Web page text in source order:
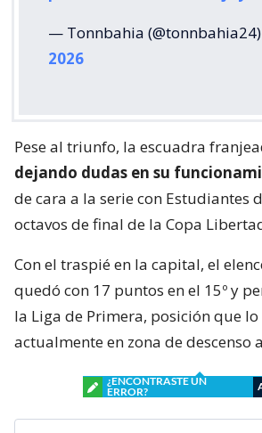
— Tonnbahia (@tonnbahia24)
2026
Pese al triunfo, la escuadra
dejando dudas en su
de cara a la serie con Estudiantes
octavos de final de la Copa
Con el traspié en la capital, el
quedó con 17 puntos en el 15º y
la Liga de Primera, posición que
actualmente en zona de descenso
¿ENCONTRASTE UN
ERROR?